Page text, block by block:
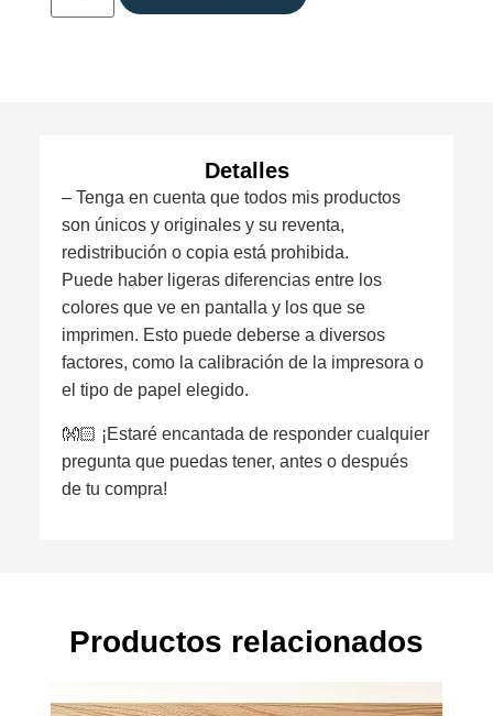
Detalles
– Tenga en cuenta que todos mis productos
son únicos y originales y su reventa,
redistribución o copia está prohibida.
Puede haber ligeras diferencias entre los
colores que ve en pantalla y los que se
imprimen. Esto puede deberse a diversos
factores, como la calibración de la impresora o
el tipo de papel elegido.
👐🏻 ¡Estaré encantada de responder cualquier
pregunta que puedas tener, antes o después
de tu compra!
Productos relacionados